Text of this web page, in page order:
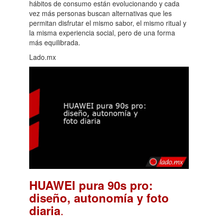
hábitos de consumo están evolucionando y cada
vez más personas buscan alternativas que les
permitan disfrutar el mismo sabor, el mismo ritual y
la misma experiencia social, pero de una forma
más equilibrada.
Lado.mx
HUAWEI pura 90s pro:
diseño, autonomía y foto
diaria.